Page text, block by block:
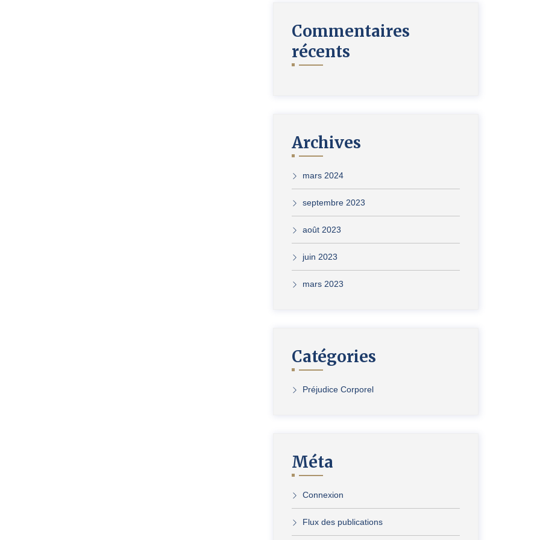
Commentaires
récents
Archives
mars 2024
septembre 2023
août 2023
juin 2023
mars 2023
Catégories
Préjudice Corporel
Méta
Connexion
Flux des publications